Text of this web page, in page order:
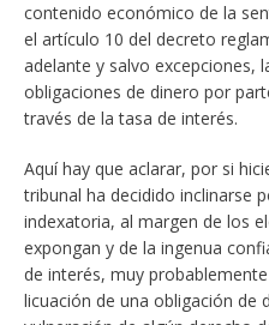
contenido económico de la
el artículo 10 del decreto
adelante y salvo excepciones,
obligaciones de dinero por
través de la tasa de interés.
Aquí hay que aclarar, por si
tribunal ha decidido inclinarse
indexatoria, al margen de los
expongan y de la ingenua
de interés, muy
licuación de una obligación de